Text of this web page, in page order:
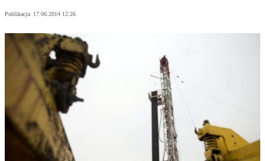
Publikacja: 17.06.2014 12:26